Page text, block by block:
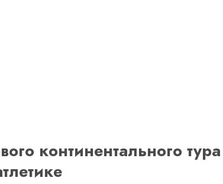
континентального тура